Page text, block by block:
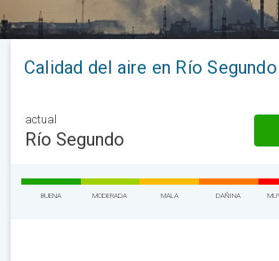
Calidad del aire en Río Segundo
actual
Río Segundo
BUENA MODERADA MALA DAÑINA